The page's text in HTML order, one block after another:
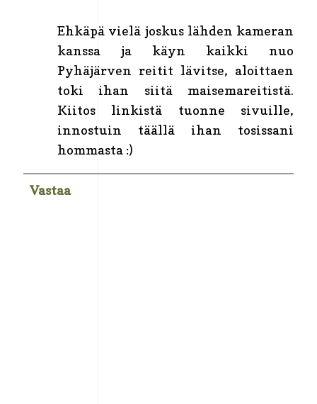
Ehkäpä vielä joskus lähden kameran
kanssa ja käyn kaikki nuo
Pyhäjärven reitit lävitse, aloittaen
toki ihan siitä maisemareitistä.
Kiitos linkistä tuonne sivuille,
innostuin täällä ihan tosissani
hommasta :)
Vastaa